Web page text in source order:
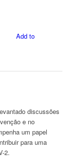
Add to
discussões
e no
um papel
para uma
2.